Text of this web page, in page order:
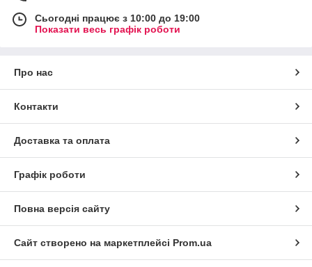
Сьогодні працює з 10:00 до 19:00
Показати весь графік роботи
Про нас
Контакти
Доставка та оплата
Графік роботи
Повна версія сайту
Сайт створено на маркетплейсі Prom.ua